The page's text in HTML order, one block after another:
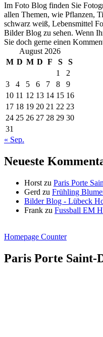
Im Foto Blog finden Sie
allen Themen, wie Pflanzen,
schwarz weiß, Lebensmittel
Bilder Blog zu sehen. Wenn
Sie doch gerne einen
August 2026
M D M D F S
S
1
2
3
4 5 6 7 8
9
10 11 12 13 14 15 16
17 18 19 20 21 22 23
24 25 26 27 28 29 30
31
« Sep.
Neueste
Horst zu Paris Porte
Gerd zu Frühling
Bilder Blog - Lübeck
Frank zu Fussball EM
Homepage Counter
Paris Porte Saint-